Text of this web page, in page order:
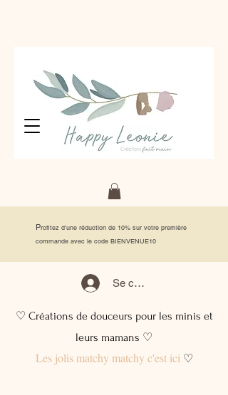
Profitez d'une réduction de 10% sur votre première
commande avec le code BIENVENUE10
Se connecter
♡ Créations de douceurs pour les minis et
leurs mamans ♡
Les jolis matchy matchy c'est ici♡